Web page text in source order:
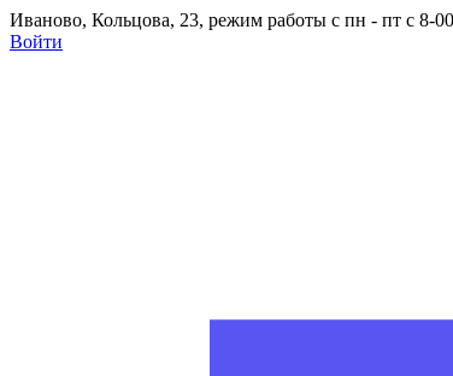
Иваново, Кольцова, 23, режим работы с пн - пт с 8-
Войти